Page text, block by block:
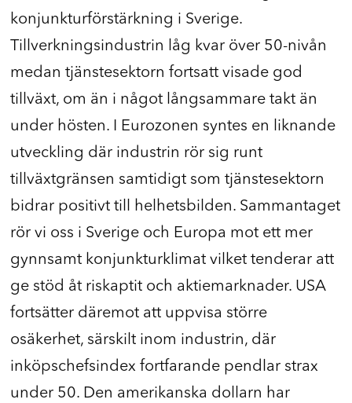
konjunkturförstärkning i Sverige.
Tillverkningsindustrin låg kvar över 50-nivån
medan tjänstesektorn fortsatt visade god
tillväxt, om än i något långsammare takt än
under hösten. I Eurozonen syntes en liknande
utveckling där industrin rör sig runt
tillväxtgränsen samtidigt som tjänstesektorn
bidrar positivt till helhetsbilden. Sammantaget
rör vi oss i Sverige och Europa mot ett mer
gynnsamt konjunkturklimat vilket tenderar att
ge stöd åt riskaptit och aktiemarknader. USA
fortsätter däremot att uppvisa större
osäkerhet, särskilt inom industrin, där
inköpschefsindex fortfarande pendlar strax
under 50. Den amerikanska dollarn har